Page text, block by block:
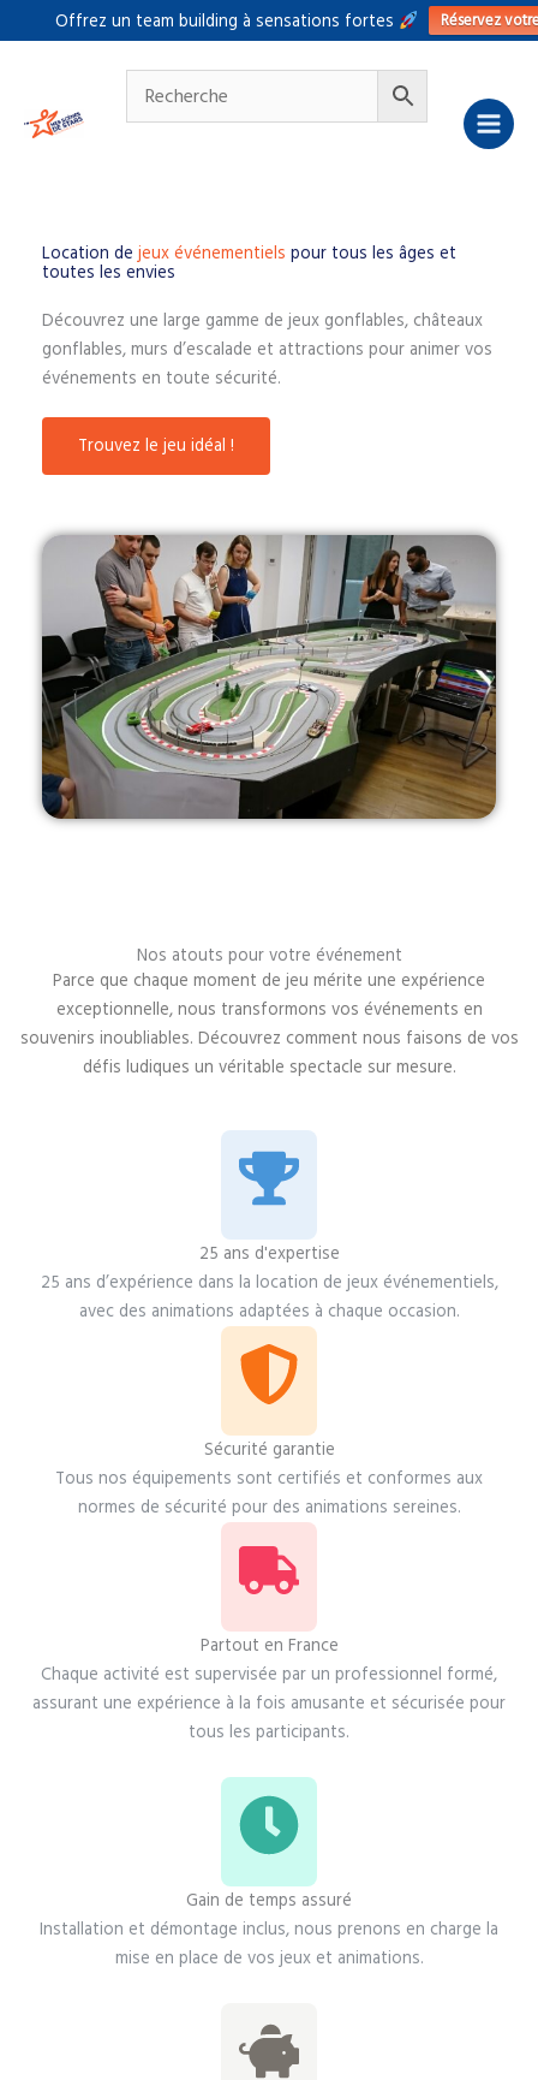
Offrez un team building à sensations fortes Réservez
au
Location de jeux événementiels pour tous les âges et
toutes les envies
Découvrez une large gamme de jeux gonflables, châteaux
gonflables, murs d’escalade et attractions pour animer vos
événements en toute sécurité.
Trouvez le jeu idéal !
Nos atouts pour votre événement
Parce que chaque moment de jeu mérite une expérience
exceptionnelle, nous transformons vos événements en
souvenirs inoubliables. Découvrez comment nous faisons de vos
défis ludiques un véritable spectacle sur mesure.
25 ans d'expertise
25 ans d’expérience dans la location de jeux événementiels,
avec des animations adaptées à chaque occasion.
Sécurité garantie
Tous nos équipements sont certifiés et conformes aux
normes de sécurité pour des animations sereines.
Partout en France
Chaque activité est supervisée par un professionnel formé,
assurant une expérience à la fois amusante et sécurisée pour
tous les participants.
Gain de temps assuré
Installation et démontage inclus, nous prenons en charge la
mise en place de vos jeux et animations.